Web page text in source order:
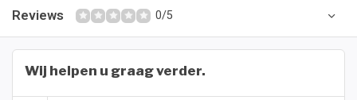
Reviews 0/5
Wij helpen u graag verder.